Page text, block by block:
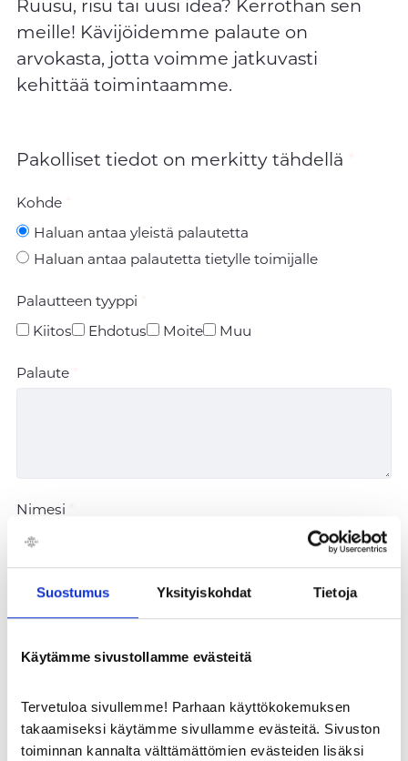
Suostumus Yksityiskohdat Tietoja
Käytämme sivustollamme evästeitä
Tervetuloa sivullemme! Parhaan käyttökokemuksen
takaamiseksi käytämme sivullamme evästeitä. Sivuston
toiminnan kannalta välttämättömien evästeiden lisäksi
Ruusu, risu tai uusi idea? Kerrothan sen
meille! Kävijöidemme palaute on
arvokasta, jotta voimme jatkuvasti
kehittää toimintaamme.
Pakolliset tiedot on merkitty tähdellä
Kohde
Haluan antaa yleistä palautetta
Haluan antaa palautetta tietylle toimijalle
Palautteen tyyppi
Kiitos
Ehdotus Moite Muu
Palaute
Nimesi
Sähköpostiosoitteesi
Rekisteriseloste
LÄHETÄ